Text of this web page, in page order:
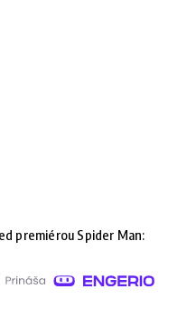
premiérou Spider Man: